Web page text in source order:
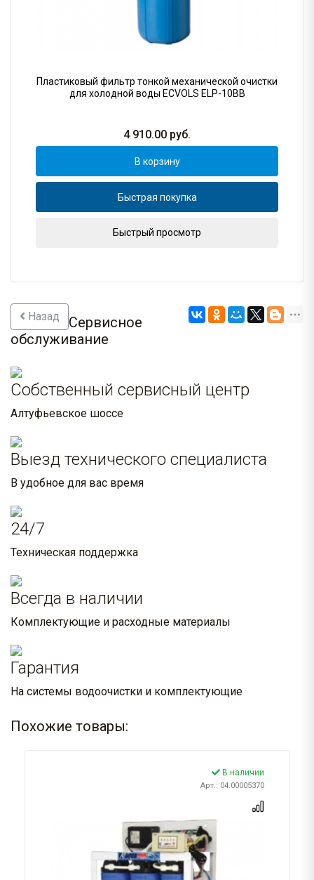
Пластиковый фильтр тонкой механической очистки
для холодной воды ECVOLS ELP-10BB
4 910.00 руб.
В корзину
Быстрая покупка
Быстрый просмотр
Назад
Сервисное
обслуживание
Собственный сервисный центр
Алтуфьевское шоссе
Выезд технического специалиста
В удобное для вас время
24/7
Техническая поддержка
Всегда в наличии
Комплектующие и расходные материалы
Гарантия
На системы водоочистки и комплектующие
Похожие товары:
В наличии
Арт.: 04.00005370